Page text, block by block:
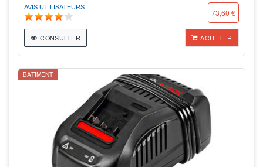
AVIS UTILISATEURS
73,60 €
CONSULTER ACHETER
BÂTIMENT